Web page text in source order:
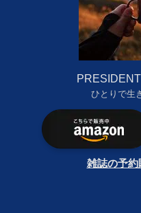
ひとりで生
雑誌の予約